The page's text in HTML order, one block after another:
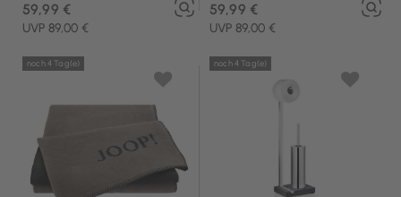
UVP 89,00 €
59,99 €
UVP 89,00 €
59,99 €
noch 4 Tag(e) noch 4 Tag(e)